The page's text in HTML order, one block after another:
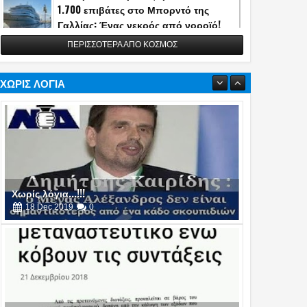
1.700 επιβάτες στο Μπορντό της
Γαλλίας: Ένας νεκρός από νοροϊό!
13 May 2026 0
Η Τουρκία αποκάλυψε την κατασκευή
Yildirimhan ακτίνας δράσης 6.000 χλμ.!
(video)
06 May 2026
Πυρά στο δείπνο ανταποκριτών του
Λευκού Οίκου - Απομακρύνθηκε ο
Τραμπ
26Apr 2026 0
ΠΕΡΙΣΣΟΤΕΡΑ ΑΠΟ ΚΟΣΜΟΣ
ΧΩΡΙΣ ΛΟΓΙΑ
Χωρίς λόγια...!!!
16 Oct 2019 0